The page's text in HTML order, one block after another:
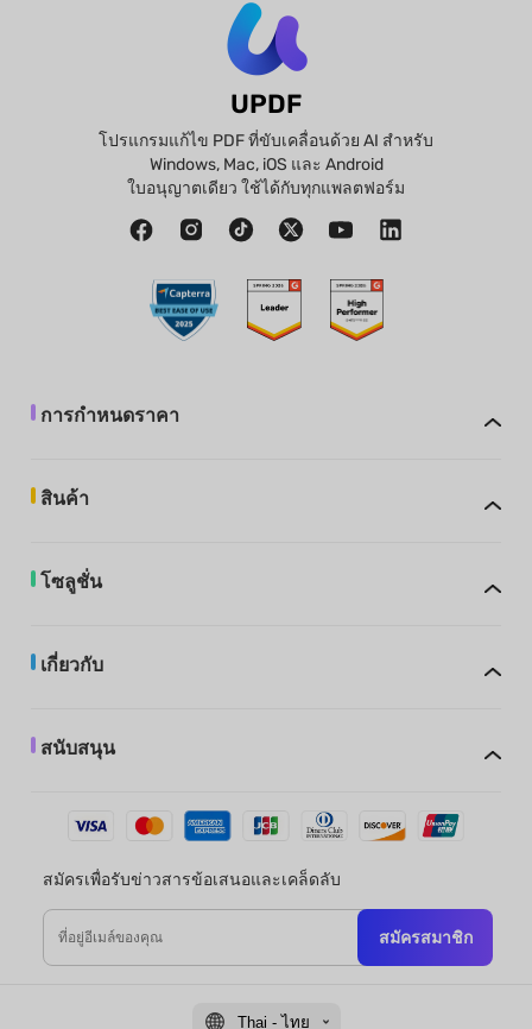
UPDF
โปรแกรมแก้ไข PDF ที่ขับเคลื่อนด้วย AI สำหรับ
Windows, Mac, iOS และ Android
ใบอนุญาตเดียว ใช้ได้กับทุกแพลตฟอร์ม
การกำหนดราคา
สินค้า
โซลูชั่น
เกี่ยวกับ
สนับสนุน
สมัครเพื่อรับข่าวสารข้อเสนอและเคล็ดลับ
สมัครสมาชิก
Thai - ไทย